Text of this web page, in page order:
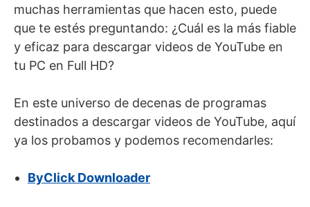
muchas herramientas que hacen esto, puede
que te estés preguntando: ¿Cuál es la más fiable
y eficaz para descargar videos de YouTube en
tu PC en Full HD?
En este universo de decenas de programas
destinados a descargar videos de YouTube, aquí
ya los probamos y podemos recomendarles:
ByClick Downloader